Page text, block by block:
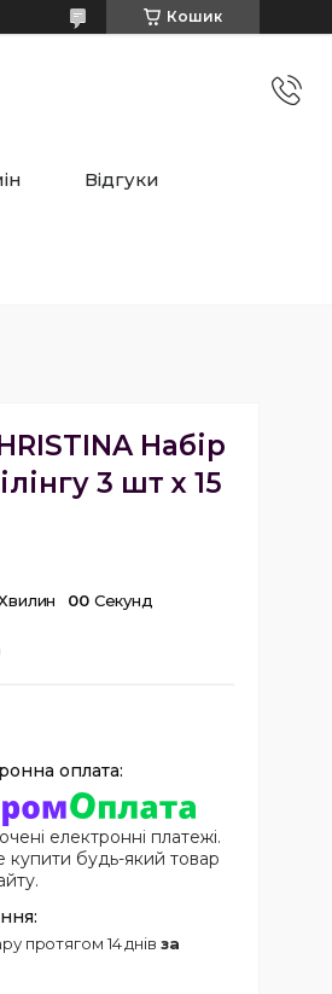
Кошик
Відгуки
Набір
3 шт х 15
00 Секунд
електронні платежі.
будь-який товар
протягом 14 днів за